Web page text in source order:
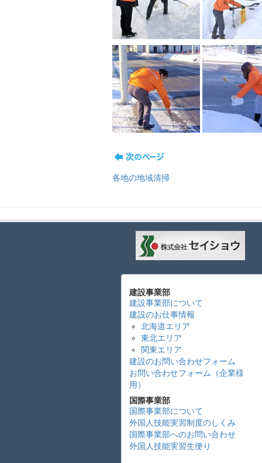
各地の地域清掃
建設事業部
建設事業部について
建設のお仕事情報
北海道エリア
東北エリア
関東エリア
建設のお問い合わせフォーム
お問い合わせフォーム（企業様
用）
国際事業部
国際事業部について
外国人技能実習制度のしくみ
国際事業部へのお問い合わせ
外国人技能実習生便り